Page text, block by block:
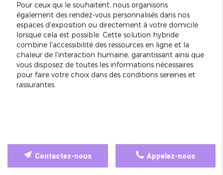
Pour ceux qui le souhaitent, nous organisons
également des rendez-vous personnalisés dans nos
espaces d'exposition ou directement à votre domicile
lorsque cela est possible. Cette solution hybride
combine l'accessibilité des ressources en ligne et la
chaleur de l'interaction humaine, garantissant ainsi que
vous disposez de toutes les informations nécessaires
pour faire votre choix dans des conditions sereines et
rassurantes.
Appelez-nous
Contactez-nous